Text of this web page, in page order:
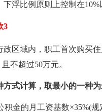
浮比例原则上控制在10%
3
区域内，职工首次购买
不超过50万元。
式计算，取最小的一种为
积金的月工资基数×35%(